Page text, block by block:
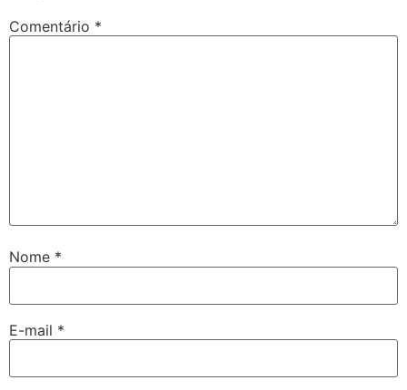
Comentário *
Nome *
E-mail *